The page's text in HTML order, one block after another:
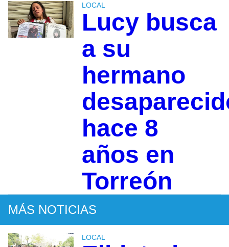
LOCAL
Lucy busca
a su
hermano
hace 8
años en
Torreón
MÁS NOTICIAS
LOCAL